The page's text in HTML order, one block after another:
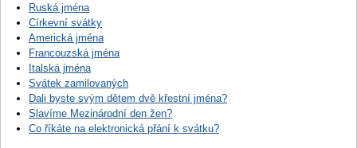
Ruská jména
Církevní svátky
Americká jména
Francouzská jména
Italská jména
Svátek zamilovaných
Dali byste svým dětem dvě křestní jména?
Slavíme Mezinárodní den žen?
Co říkáte na elektronická přání k svátku?